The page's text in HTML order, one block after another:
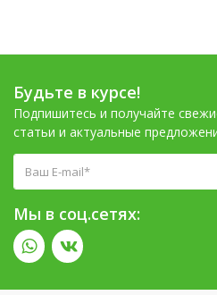
Будьте в курсе!
Подпишитесь и получайте
статьи и актуальные
Мы в соц.сетях: